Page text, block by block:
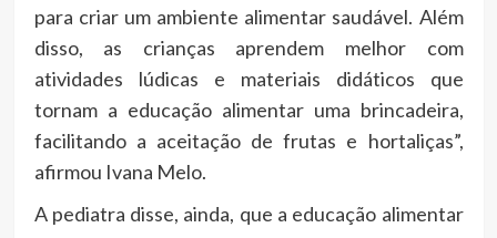
para criar um ambiente alimentar saudável. Além
disso, as crianças aprendem melhor com
atividades lúdicas e materiais didáticos que
tornam a educação alimentar uma brincadeira,
facilitando a aceitação de frutas e hortaliças”,
afirmou Ivana Melo.
A pediatra disse, ainda, que a educação alimentar